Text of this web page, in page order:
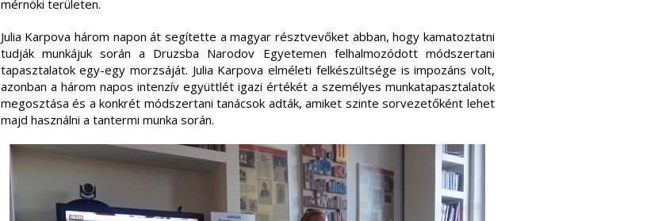
mérnöki területen.
Julia Karpova három napon át segítette a magyar résztvevőket abban, hogy kamatoztatni
tudják munkájuk során a Druzsba Narodov Egyetemen felhalmozódott módszertani
tapasztalatok egy-egy morzsáját. Julia Karpova elméleti felkészültsége is impozáns volt,
azonban a három napos intenzív együttlét igazi értékét a személyes munkatapasztalatok
megosztása és a konkrét módszertani tanácsok adták, amiket szinte sorvezetőként lehet
majd használni a tantermi munka során.